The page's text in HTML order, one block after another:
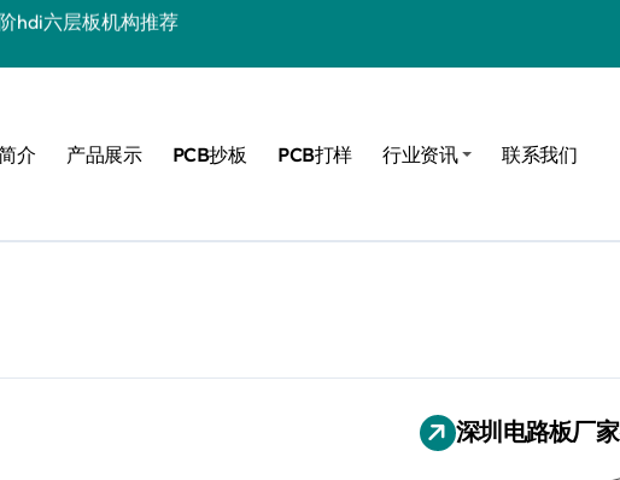
板厂家推荐 | 高可靠性10层任意阶HDI板定制服务
购指南
电路板生产批量首选
电路板厂家推荐
介 产品展示 PCB抄板 PCB打样 行业资讯 联系我们
深圳电路板厂家